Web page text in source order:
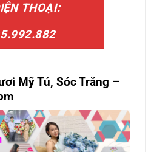
THOẠI:
Mỹ Tú, Sóc Trăng –